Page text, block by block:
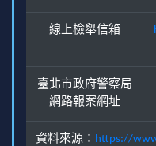
線上檢舉信箱
臺北市政府警察局
網路報案網址
資料來源： https://